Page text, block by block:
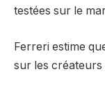
testées sur le
Ferreri estime
sur les créateurs